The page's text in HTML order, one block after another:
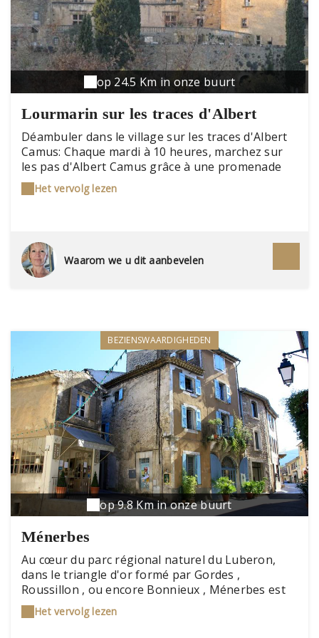
op 24.5 Km in onze buurt
Lourmarin sur les traces d'Albert
Camus
Déambuler dans le village sur les traces d'Albert
Camus: Chaque mardi à 10 heures, marchez sur
les pas d'Albert Camus grâce à une promenade
commentée qui vous mènera de sa maison, au
stade où il pratiquait le football, au château décrit
où l'écrivain retrouvait ses amis autour d'un
déjeuner. Enfin la promenade vous mènera au
cimetière de Lourmarin où Albert Camus repose
Het vervolg lezen
Waarom we u dit aanbevelen
BEZIENSWAARDIGHEDEN
op 9.8 Km in onze buurt
Ménerbes
Au cœur du parc régional naturel du Luberon,
dans le triangle d'or formé par Gordes ,
Roussillon , ou encore Bonnieux , Ménerbes est
l'un des plus beaux villages de France. Posé sur
un éperon rocheux, sa lumière et sa douceur de
Het vervolg lezen